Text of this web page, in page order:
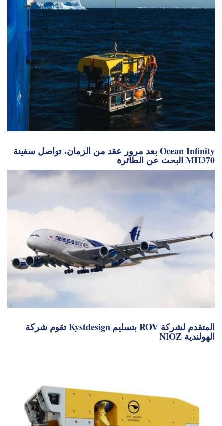
بعد مرور عقد من الزمان، تواصل سفينة Ocean Infinity
البحث عن الطائرة MH370
تقوم شركة Kystdesign بتسليم ROV المتقدم لشركة
NIOZ الهولندية